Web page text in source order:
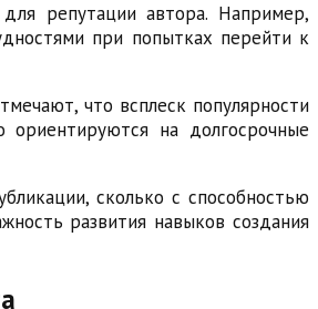
репутации автора. Например,
при попытках перейти к
что всплеск популярности
на долгосрочные
сколько с способностью
развития навыков создания